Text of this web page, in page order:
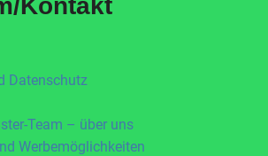
Kontakt
Datenschutz
Team – über uns
Werbemöglichkeiten